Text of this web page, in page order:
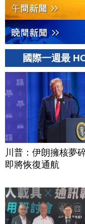
國際一週最
川普：伊朗擁核夢
即將恢復通航